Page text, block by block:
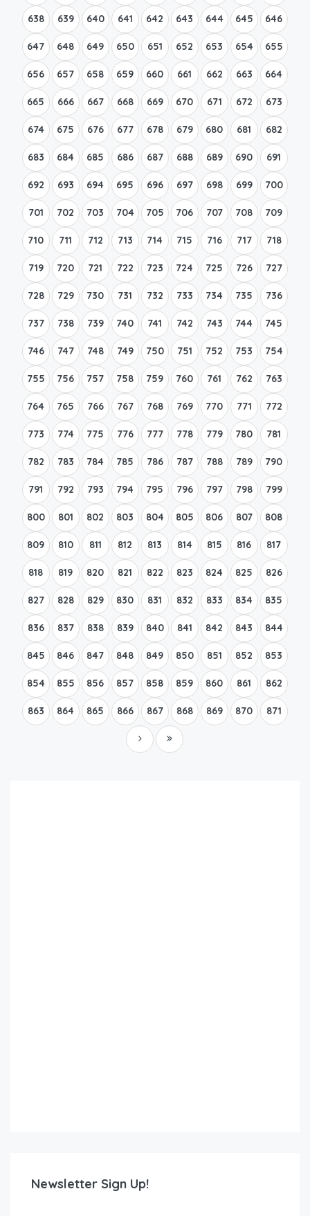
638 639 640 641 642 643 644 645 646
647 648 649 650 651 652 653 654 655
656 657 658 659 660 661 662 663 664
665 666 667 668 669 670 671 672 673
674 675 676 677 678 679 680 681 682
683 684 685 686 687 688 689 690 691
692 693 694 695 696 697 698 699 700
701 702 703 704 705 706 707 708 709
710 711 712 713 714 715 716 717 718
719 720 721 722 723 724 725 726 727
728 729 730 731 732 733 734 735 736
737 738 739 740 741 742 743 744 745
746 747 748 749 750 751 752 753 754
755 756 757 758 759 760 761 762 763
764 765 766 767 768 769 770 771 772
773 774 775 776 777 778 779 780 781
782 783 784 785 786 787 788 789 790
791 792 793 794 795 796 797 798 799
800 801 802 803 804 805 806 807 808
809 810 811 812 813 814 815 816 817
818 819 820 821 822 823 824 825 826
827 828 829 830 831 832 833 834 835
836 837 838 839 840 841 842 843 844
845 846 847 848 849 850 851 852 853
854 855 856 857 858 859 860 861 862
863 864 865 866 867 868 869 870 871
Newsletter Sign Up!